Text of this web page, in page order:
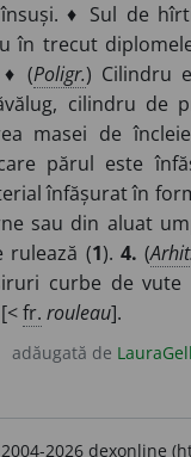
♦ Sul de
în trecut
♦ (Poligr.) Cilindru
cilindru de
masei de
părul este
înfășurat în
sau din aluat
rulează (1). 4. (
curbe de vute
fr. rouleau].
adăugată de
2026 dexonline